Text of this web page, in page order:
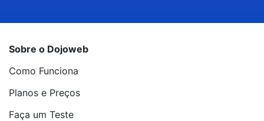
Sobre o Dojoweb
Como Funciona
Planos e Preços
Faça um Teste